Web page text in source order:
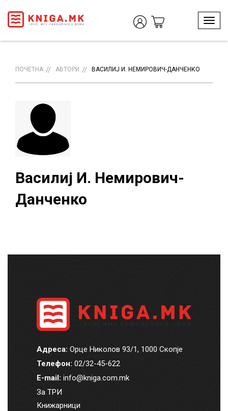
T
o
g
n
ПОЧЕТНА АВТОРИ ВАСИЛИЈ И. НЕМИРОВИЧ-ДАНЧЕНКО
Василиј И. Немирович-
Данченко
Адреса: Орце Николов 93/1, 1000 Скопје
Телефон: 02/32-45-622
E-mail: info@kniga.com.mk
За ТРИ
Книжарници